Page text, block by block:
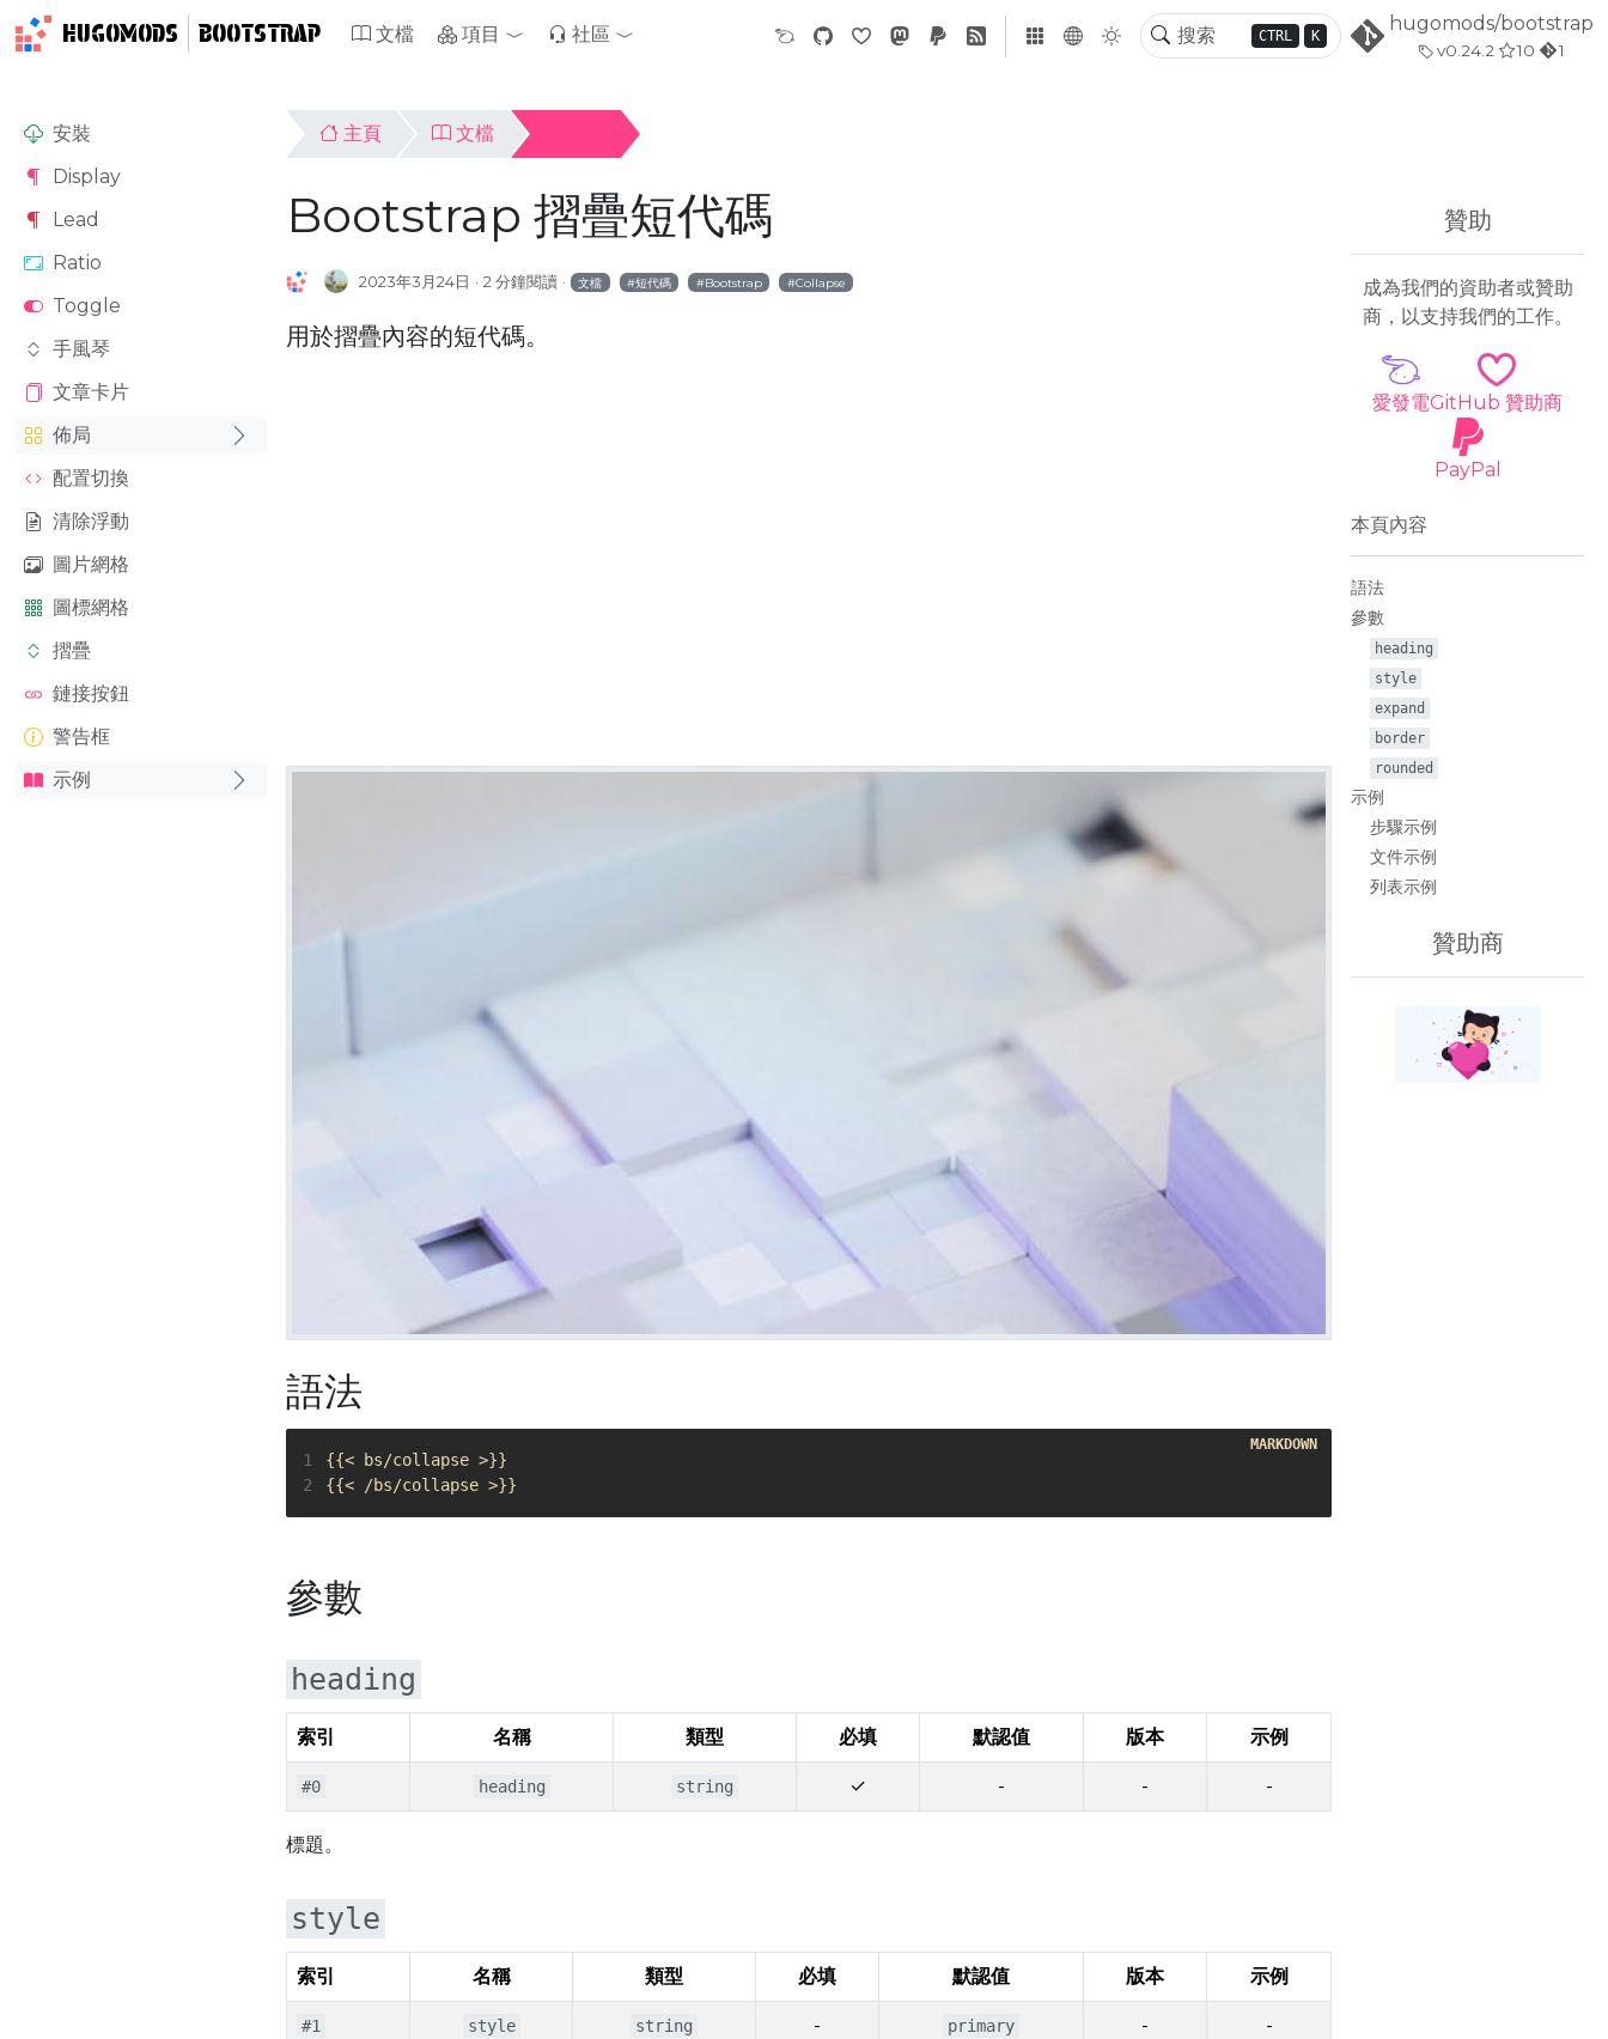
HUGOMODS BOOTSTRAP CTRL K
hugomods/bootstrap
v0.24.2 10 1
文檔 項目 社區
安裝
Display
Lead
Ratio
Toggle
手風琴
文章卡片
佈局
配置切換
清除浮動
圖片網格
圖標網格
摺疊
鏈接按鈕
警告框
示例
主頁 文檔
Bootstrap 摺疊短代碼
2023年3月24日 2 分鐘閱讀 文檔 短代碼 Bootstrap Collapse
用於摺疊內容的短代碼。
贊助
成為我們的資助者或贊助
商，以支持我們的工作。
愛發電GitHub 贊助商
PayPal
本頁內容
語法
參數
heading
style
expand
border
rounded
示例
步驟示例
文件示例
列表示例
贊助商
語法
1
2
參數
heading
索引 名稱 類型 必填 默認值 版本 示例
#0 heading string ✓ - - -
標題。
style
索引 名稱 類型 必填 默認值 版本 示例
#1 style string - primary - -